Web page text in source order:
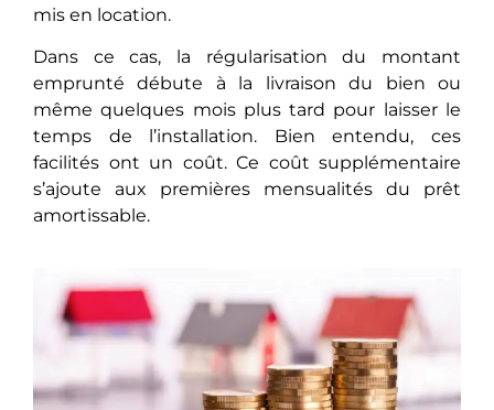
mis en location.
Dans ce cas, la régularisation du montant
emprunté débute à la livraison du bien ou
même quelques mois plus tard pour laisser le
temps de l’installation. Bien entendu, ces
facilités ont un coût. Ce coût supplémentaire
s’ajoute aux premières mensualités du prêt
amortissable.